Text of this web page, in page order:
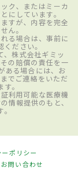
ク、またはミーカ
にしています。
すが、内容を完全
ん。
る場合は、事前に
ださい。
、株式会社ギミッ
の賠償の責任を一
ある場合には、お
でご連絡をいただ
。
利用可能な医療機
情報提供のもと、
ポリシー
お問い合わせ